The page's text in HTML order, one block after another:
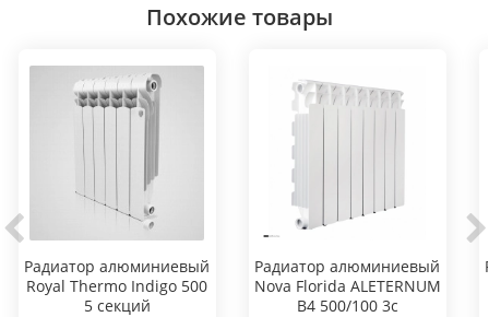
Похожие товары
Радиатор алюминиевый
Royal Thermo Indigo 500
5 секций
Радиатор алюминиевый
Nova Florida ALETERNUM
B4 500/100 3c